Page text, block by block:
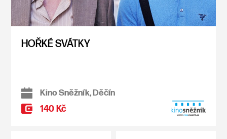
HOŘKÉ SVÁTKY
Kino Sněžník, Děčín
140 Kč